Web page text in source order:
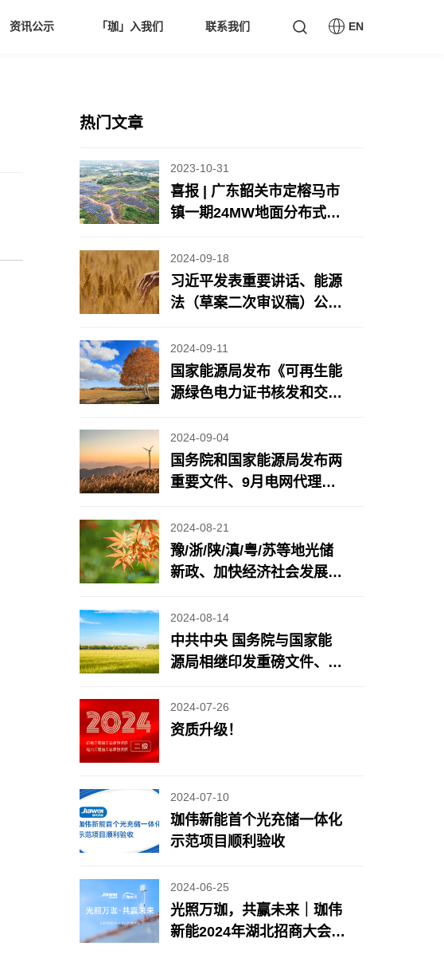
资讯公示 「珈」入我们 联系我们 EN
热门文章
2023-10-31
喜报 | 广东韶关市定榕马市
镇一期24MW地面分布式光
2024-09-18
习近平发表重要讲话、能源
法（草案二次审议稿）公开
光发电增长情况公布……
2024-09-11
国家能源局发布《可再生能
源绿色电力证书核发和交易
有新调整、地方风光储新
政……
2024-09-04
国务院和国家能源局发布两
重要文件、9月电网代理购
充/电力市场政策更新……
2024-08-21
豫/浙/陕/滇/粤/苏等地光储
新政、加快经济社会发展全
《2024年7月份能源生产情
况》发布……
2024-08-14
中共中央 国务院与国家能
源局相继印发重磅文件、
2024-07-26
资质升级！
2024-07-10
珈伟新能首个光充储一体化
示范项目顺利验收
2024-06-25
光照万珈，共赢未来｜珈伟
新能2024年湖北招商大会圆